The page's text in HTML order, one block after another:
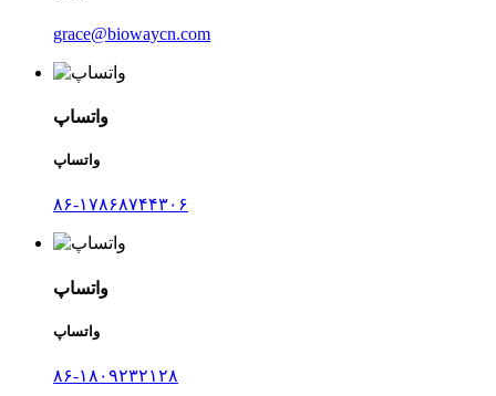
grace@biowaycn.com
واتساپ
واتساپ
۸۶-۱۷۸۶۸۷۴۴۳۰۶
واتساپ
واتساپ
۸۶-۱۸۰۹۲۳۲۱۲۸